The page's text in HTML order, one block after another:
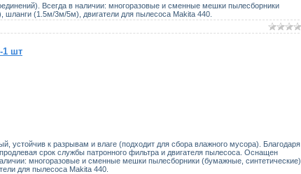
Всегда в наличии: многоразовые и сменные мешки пылесборники
(1.5м/3м/5м), двигатели для пылесоса Makita 440.
1 шт
устойчив к разрывам и влаге (подходит для сбора влажного мусора). Благодаря
срок службы патронного фильтра и двигателя пылесоса. Оснащен
многоразовые и сменные мешки пылесборники (бумажные, синтетические),
для пылесоса Makita 440.